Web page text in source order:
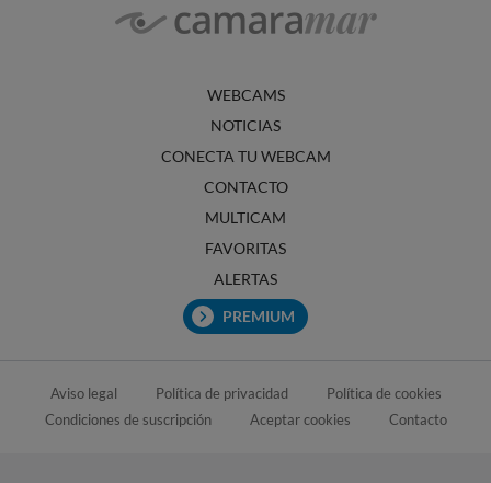
WEBCAMS
NOTICIAS
CONECTA TU WEBCAM
CONTACTO
MULTICAM
FAVORITAS
ALERTAS
PREMIUM
Aviso legal Política de privacidad
Política de cookies
Condiciones de suscripción
Aceptar cookies Contacto